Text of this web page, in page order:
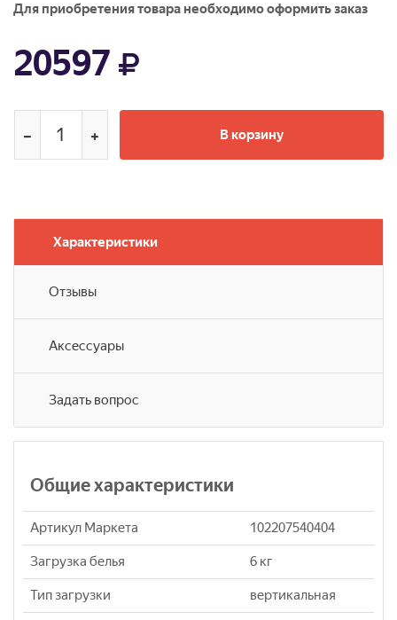
Для приобретения товара необходимо оформить заказ
20597
В корзину
Характеристики
Отзывы
Аксессуары
Задать вопрос
Общие характеристики
Артикул Маркета 102207540404
Загрузка белья 6 кг
Тип загрузки вертикальная